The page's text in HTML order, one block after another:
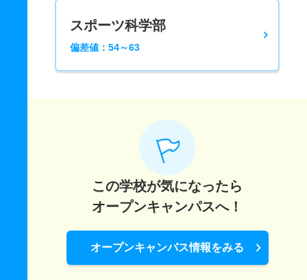
スポーツ科学部
偏差値：54～63
この学校が気になったら
オープンキャンパスへ！
オープンキャンパス情報をみる